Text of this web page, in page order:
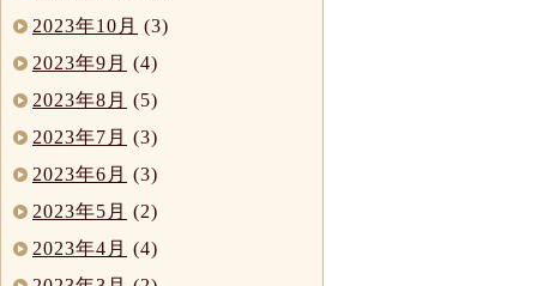
2023年10月 (3)
2023年9月 (4)
2023年8月 (5)
2023年7月 (3)
2023年6月 (3)
2023年5月 (2)
2023年4月 (4)